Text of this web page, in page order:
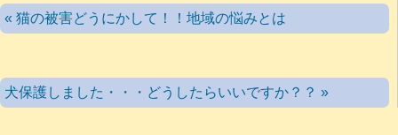
« 猫の被害どうにかして！！地域の悩みとは
犬保護しました・・・どうしたらいいですか？？ »